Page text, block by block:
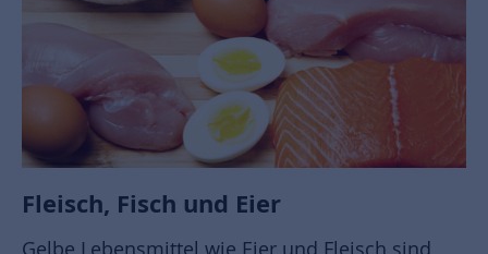
Fleisch, Fisch und Eier